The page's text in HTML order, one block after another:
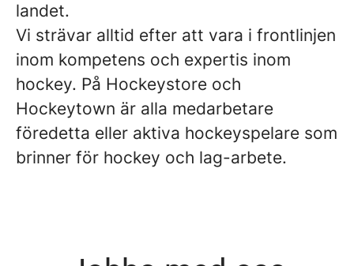
landet.
Vi strävar alltid efter att vara i frontlinjen
inom kompetens och expertis inom
hockey. På Hockeystore och
Hockeytown är alla medarbetare
föredetta eller aktiva hockeyspelare som
brinner för hockey och lag-arbete.